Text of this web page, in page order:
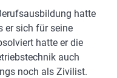
hatte
er sich für seine
hatte er die
auch
noch als Zivilist.